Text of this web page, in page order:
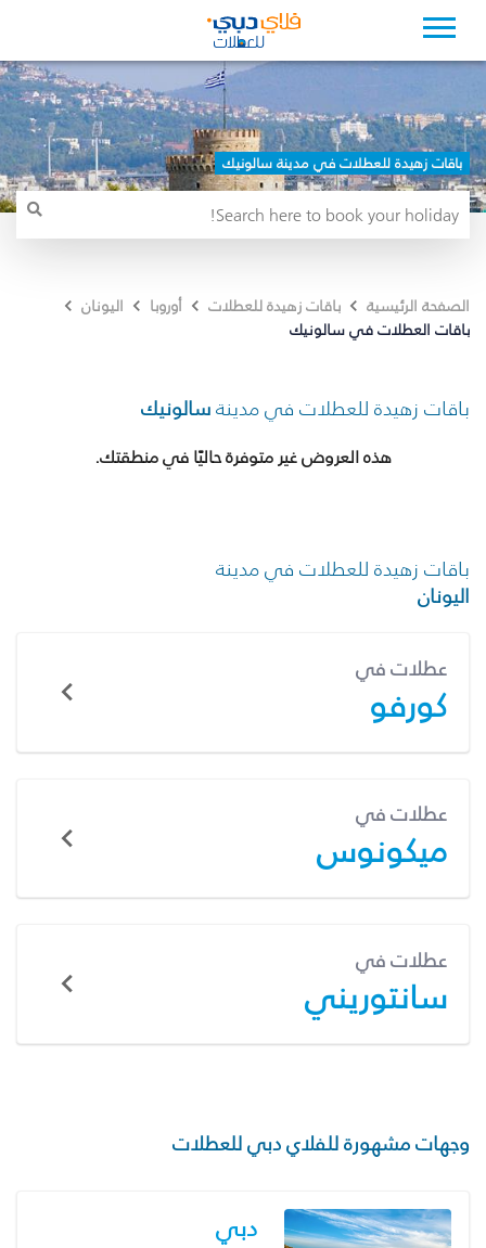
باقات زهيدة للعطلات في مدينة سالونيك
الصفحة الرئيسية باقات زهيدة للعطلات أوروبا
اليونان
باقات العطلات في سالونيك
باقات زهيدة للعطلات في مدينةسالونيك
هذه العروض غير متوفرة حاليًا في منطقتك.
باقات زهيدة للعطلات في مدينة
اليونان
عطلات في
كورفو
عطلات في
ميكونوس
عطلات في
سانتوريني
وجهات مشهورة للفلاي دبي للعطلات
دبي